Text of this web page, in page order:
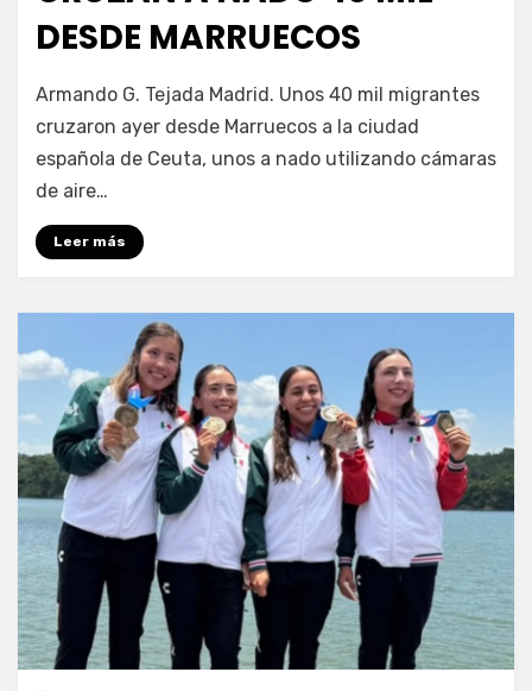
DESDE MARRUECOS
Fernando Miranda Servín
Armando G. Tejada Madrid. Unos 40 mil migrantes
cruzaron ayer desde Marruecos a la ciudad
española de Ceuta, unos a nado utilizando cámaras
de aire…
Leer más